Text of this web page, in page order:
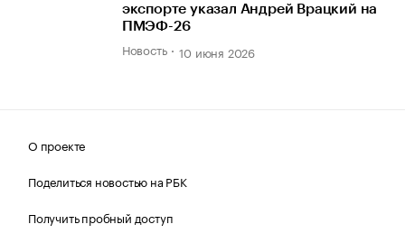
экспорте указал Андрей Врацкий на
ПМЭФ-26
Новость 10 июня 2026
О проекте
Поделиться новостью на РБК
Получить пробный доступ